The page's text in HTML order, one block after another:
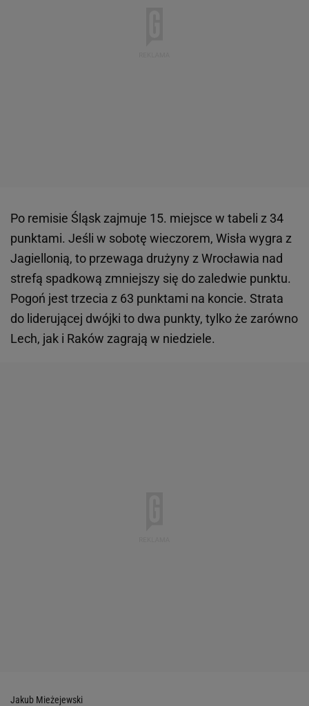
Po remisie Śląsk zajmuje 15. miejsce w tabeli z 34
punktami. Jeśli w sobotę wieczorem, Wisła wygra z
Jagiellonią, to przewaga drużyny z Wrocławia nad
strefą spadkową zmniejszy się do zaledwie punktu.
Pogoń jest trzecia z 63 punktami na koncie. Strata
do liderującej dwójki to dwa punkty, tylko że zarówno
Lech, jak i Raków zagrają w niedziele.
Jakub Mieżejewski